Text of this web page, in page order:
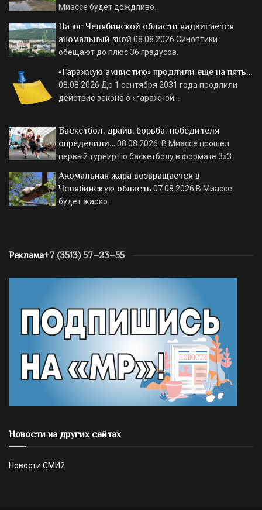
Миассе будет дождливо.
На юг Челябинской области надвигается
аномальный зной 08.08.2026 Синоптики
обещают до плюс 36 градусов.
«Гаражную амнистию» продлили еще на пять…
08.08.2026 До 1 сентября 2031 года продлили
действие закона о «гаражной…
Баскетбол, драйв, борьба: победителя
определили…08.08.2026 В Миассе прошел
первый турнир по баскетболу в формате 3х3.
Аномальная жара возвращается в
Челябинскую область 07.08.2026 В Миассе
будет жарко.
Реклама+7 (3513) 57–23–55
Новости на других сайтах
Новости СМИ2